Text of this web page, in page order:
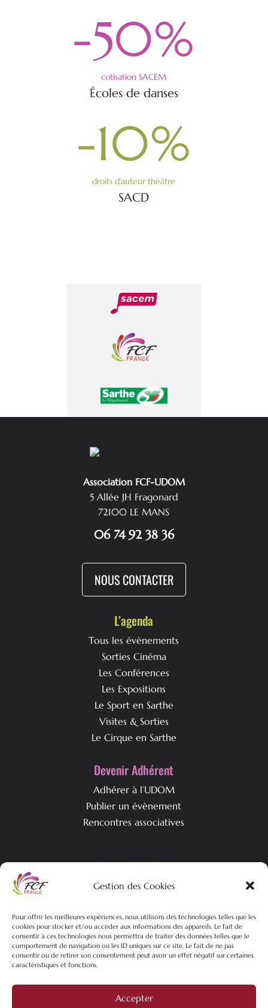
Gestion des Cookies
Pour offrir les meilleures expériences, nous utilisons des technologies telles que les
cookies pour stocker et/ou accéder aux informations des appareils. Le fait de
consentir à ces technologies nous permettra de traiter des données telles que le
comportement de navigation ou les ID uniques sur ce site. Le fait de ne pas
consentir ou de retirer son consentement peut avoir un effet négatif sur certaines
caractéristiques et fonctions.
Accepter
-50%
cotisation SACEM
Écoles de danses
-10%
droits d’auteur théâtre
SACD
Association FCF-UDOM
5 Allée JH Fragonard
72100 LE MANS
06 74 92 38 36
NOUS CONTACTER
L’agenda
Tous les évènements
Sorties Cinéma
Les Conférences
Les Expositions
Le Sport en Sarthe
Visites & Sorties
Le Cirque en Sarthe
Devenir Adhérent
Adhérer à l’UDOM
Publier un évènement
Rencontres associatives
Qui est l’UDOM ?
L’association & ses objectifs
Nos actualités
©2026 FCF-UDOM – Tous droits réservés | Plan du site |
Légales| Politique de confidentialités |Création site webPure
filiale dugroupe Mixtrio